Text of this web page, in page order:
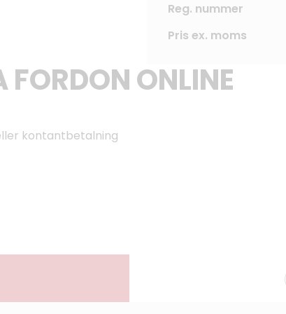
Reg. nummer
Pris ex. moms
FORDON ONLINE
kontantbetalning